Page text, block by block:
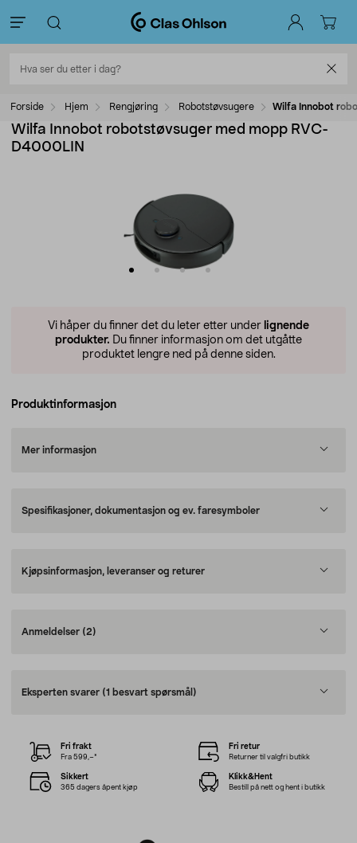
Forside Hjem Rengjøring Robotstøvsugere Wilfa Innobot
Wilfa Innobot robotstøvsuger med mopp RVC-
D4000LIN
Vi håper du finner det du leter etter under lignende
produkter. Du finner informasjon om det utgåtte
produktet lengre ned på denne siden.
Produktinformasjon
Mer informasjon
Spesifikasjoner, dokumentasjon og ev. faresymboler
Kjøpsinformasjon, leveranser og returer
Anmeldelser (2)
Eksperten svarer (1 besvart spørsmål)
Fri frakt
Fra 599,–*
Fri retur
Returner til valgfri butikk
Sikkert
365 dagers åpent kjøp
Klikk&Hent
Bestill på nett og hent i butikk